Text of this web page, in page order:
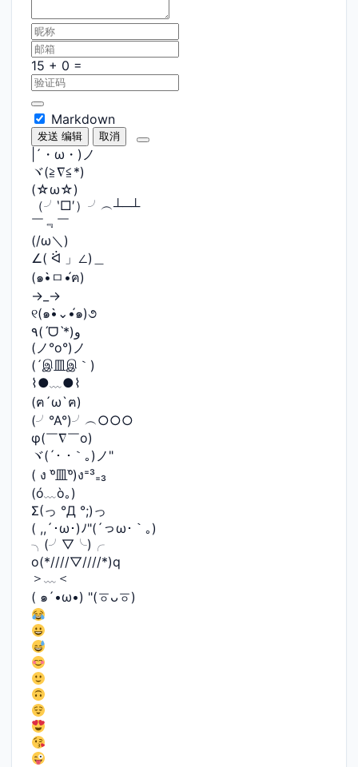
Markdown
发送 编辑 取消
|´・ω・)ノ
ヾ(≧∇≦*)ゝ
(☆ω☆)
（╯‵□′）╯︵┴─┴
￣﹃￣
(/ω＼)
∠( ᐛ 」∠)＿
(๑•̀ㅁ•́ฅ)
→_→
୧(๑•̀⌄•́๑)૭
٩(ˊᗜˋ*)و
(ノ°ο°)ノ
(´இ皿இ｀)
⌇●﹏●⌇
(ฅ´ω`ฅ)
(╯°A°)╯︵○○○
φ(￣∇￣o)
ヾ(´･ ･｀｡)ノ"
( ง ᵒ̌皿ᵒ̌)ง⁼³₌₃
(ó﹏ò｡)
Σ(っ °Д °;)っ
( ,,´･ω･)ﾉ"(´っω･｀｡)
╮(╯▽╰)╭
o(*////▽////*)q
＞﹏＜
( ๑´•ω•) "(ㆆᴗㆆ)